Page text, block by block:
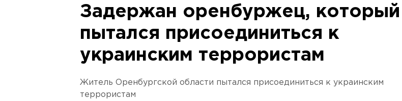
Задержан оренбуржец, который
пытался присоединиться к
украинским террористам
Житель Оренбургской области пытался присоединиться к украинским
террористам